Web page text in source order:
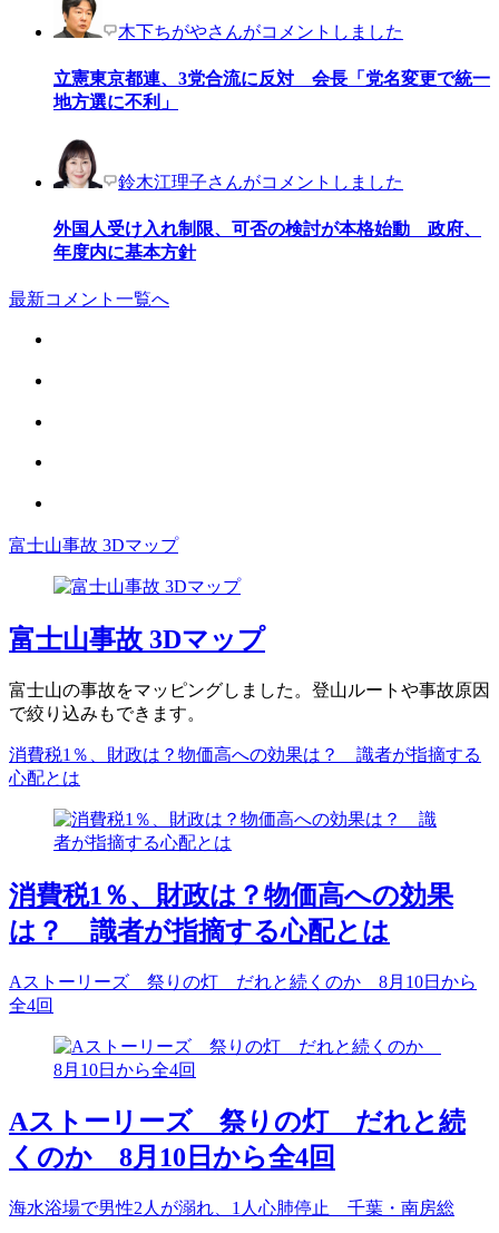
木下ちがやさんがコメントしました
立憲東京都連、3党合流に反対 会長「党名変更で統一
地方選に不利」
鈴木江理子さんがコメントしました
外国人受け入れ制限、可否の検討が本格始動 政府、
年度内に基本方針
最新コメント一覧へ
富士山事故 3Dマップ
富士山事故 3Dマップ
富士山の事故をマッピングしました。登山ルートや事故原因
で絞り込みもできます。
消費税1％、財政は？物価高への効果は？ 識者が指摘する
心配とは
消費税1％、財政は？物価高への効果
は？ 識者が指摘する心配とは
Aストーリーズ 祭りの灯 だれと続くのか 8月10日から
全4回
Aストーリーズ 祭りの灯 だれと続
くのか 8月10日から全4回
海水浴場で男性2人が溺れ、1人心肺停止 千葉・南房総